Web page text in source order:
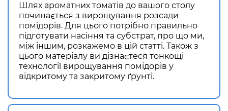
Шлях ароматних томатів до вашого столу
починається з вирощування розсади
помідорів. Для цього потрібно правильно
підготувати насіння та субстрат, про що ми,
між іншим, розкажемо в цій статті. Також з
цього матеріалу ви дізнаєтеся тонкощі
технології вирощування помідорів у
відкритому та закритому ґрунті.